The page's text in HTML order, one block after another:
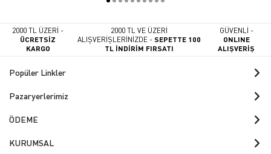
2000 TL ÜZERİ -
ÜCRETSİZ
KARGO
2000 TL VE ÜZERİ
ALIŞVERİŞLERİNİZDE -SEPETTE 100
TL İNDİRİM FIRSATI
GÜVENLİ -
ONLINE
ALIŞVERİŞ
Popüler Linkler
Pazaryerlerimiz
ÖDEME
KURUMSAL